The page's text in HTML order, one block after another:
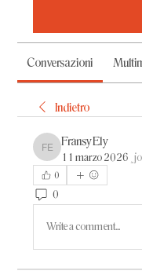
Conversazioni
Indietro
Fransy Ely
Fransy Ely
11 marzo 2026 ·
0
0
Write a comment...